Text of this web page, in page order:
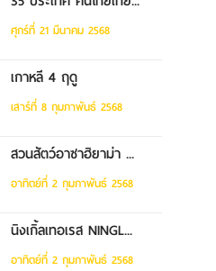
ศุกร์ที่ 21 มีนาคม 2568
เกาหลี 4 ฤดู
เสาร์ที่ 8 กุมภาพันธ์ 2568
สวนสัตว์อาซาฮิยาม่า ...
อาทิตย์ที่ 2 กุมภาพันธ์ 2568
นิงเกิ้ลเทอเรส NINGL...
อาทิตย์ที่ 2 กุมภาพันธ์ 2568